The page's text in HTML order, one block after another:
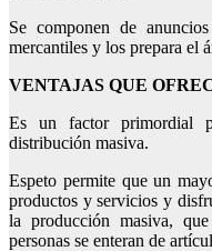
Se componen de
mercantiles y los prepara el
VENTAJAS QUE
Es un factor primordial
distribución masiva.
Espeto permite que un
productos y servicios y
la producción masiva,
personas se enteran de